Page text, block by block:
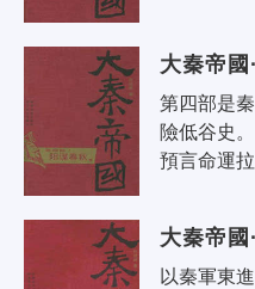
大秦帝國
第四部是
險低谷史
預言命運
大秦帝國
以秦軍東